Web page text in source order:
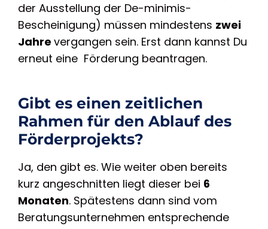
der Ausstellung der De-minimis-
Bescheinigung) müssen mindestens zwei
Jahre vergangen sein. Erst dann kannst Du
erneut eine Förderung beantragen.
Gibt es einen zeitlichen
Rahmen für den Ablauf des
Förderprojekts?
Ja, den gibt es. Wie weiter oben bereits
kurz angeschnitten liegt dieser bei 6
Monaten. Spätestens dann sind vom
Beratungsunternehmen entsprechende